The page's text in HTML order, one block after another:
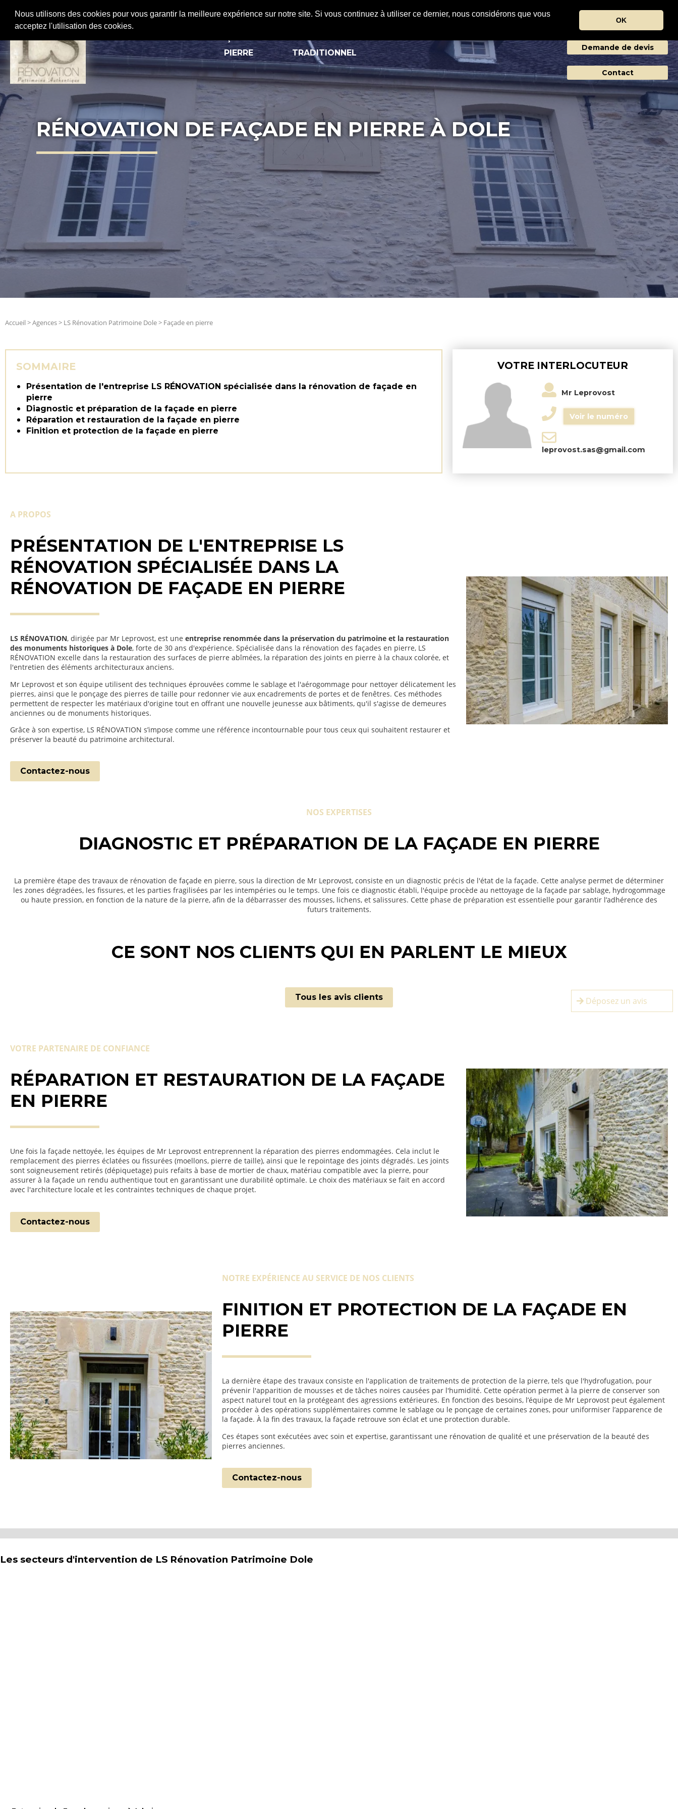
Nous utilisons des cookies pour vous garantir la meilleure expérience sur notre site. Si vous continuez à utiliser ce dernier, nous considérons que vous
acceptez l'utilisation des cookies.
OK
PIERRE
TRADITIONNEL
Agences
Demande de devis
Contact
RÉNOVATION DE FAÇADE EN PIERRE À DOLE
Accueil >Agences> LS Rénovation Patrimoine Dole> Façade en pierre
SOMMAIRE
Présentation de l'entreprise LS RÉNOVATION spécialisée dans la rénovation de façade en
pierre
Diagnostic et préparation de la façade en pierre
Réparation et restauration de la façade en pierre
Finition et protection de la façade en pierre
VOTRE INTERLOCUTEUR
Mr Leprovost
Voir le numéro
leprovost.sas@gmail.com
A PROPOS
PRÉSENTATION DE L'ENTREPRISE LS
RÉNOVATION SPÉCIALISÉE DANS LA
RÉNOVATION DE FAÇADE EN PIERRE
LS RÉNOVATION, dirigée par Mr Leprovost, est une entreprise renommée dans la préservation du patrimoine et la restauration
des monuments historiques à Dole, forte de 30 ans d'expérience. Spécialisée dans la rénovation des façades en pierre, LS
RÉNOVATION excelle dans la restauration des surfaces de pierre abîmées, la réparation des joints en pierre à la chaux colorée, et
l'entretien des éléments architecturaux anciens.
Mr Leprovost et son équipe utilisent des techniques éprouvées comme le sablage et l'aérogommage pour nettoyer délicatement les
pierres, ainsi que le ponçage des pierres de taille pour redonner vie aux encadrements de portes et de fenêtres. Ces méthodes
permettent de respecter les matériaux d'origine tout en offrant une nouvelle jeunesse aux bâtiments, qu'il s'agisse de demeures
anciennes ou de monuments historiques.
Grâce à son expertise, LS RÉNOVATION s’impose comme une référence incontournable pour tous ceux qui souhaitent restaurer et
préserver la beauté du patrimoine architectural.
Contactez-nous
NOS EXPERTISES
DIAGNOSTIC ET PRÉPARATION DE LA FAÇADE EN PIERRE
La première étape des travaux de rénovation de façade en pierre, sous la direction de Mr Leprovost, consiste en un diagnostic précis de l'état de la façade. Cette analyse permet de déterminer
les zones dégradées, les fissures, et les parties fragilisées par les intempéries ou le temps. Une fois ce diagnostic établi, l'équipe procède au nettoyage de la façade par sablage, hydrogommage
ou haute pression, en fonction de la nature de la pierre, afin de la débarrasser des mousses, lichens, et salissures. Cette phase de préparation est essentielle pour garantir l’adhérence des
futurs traitements.
CE SONT NOS CLIENTS QUI EN PARLENT LE MIEUX
Tous les avis clients Déposez un avis
VOTRE PARTENAIRE DE CONFIANCE
RÉPARATION ET RESTAURATION DE LA FAÇADE
EN PIERRE
Une fois la façade nettoyée, les équipes de Mr Leprovost entreprennent la réparation des pierres endommagées. Cela inclut le
remplacement des pierres éclatées ou fissurées (moellons, pierre de taille), ainsi que le repointage des joints dégradés. Les joints
sont soigneusement retirés (dépiquetage) puis refaits à base de mortier de chaux, matériau compatible avec la pierre, pour
assurer à la façade un rendu authentique tout en garantissant une durabilité optimale. Le choix des matériaux se fait en accord
avec l'architecture locale et les contraintes techniques de chaque projet.
Contactez-nous
NOTRE EXPÉRIENCE AU SERVICE DE NOS CLIENTS
FINITION ET PROTECTION DE LA FAÇADE EN
PIERRE
La dernière étape des travaux consiste en l'application de traitements de protection de la pierre, tels que l'hydrofugation, pour
prévenir l'apparition de mousses et de tâches noires causées par l'humidité. Cette opération permet à la pierre de conserver son
aspect naturel tout en la protégeant des agressions extérieures. En fonction des besoins, l’équipe de Mr Leprovost peut également
procéder à des opérations supplémentaires comme le sablage ou le ponçage de certaines zones, pour uniformiser l’apparence de
la façade. À la fin des travaux, la façade retrouve son éclat et une protection durable.
Ces étapes sont exécutées avec soin et expertise, garantissant une rénovation de qualité et une préservation de la beauté des
pierres anciennes.
Contactez-nous
Les secteurs d'intervention de LS Rénovation Patrimoine Dole